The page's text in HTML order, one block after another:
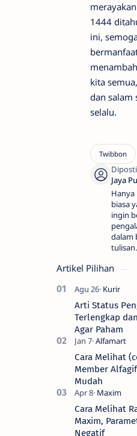
1444
ini,
kita
dan salam
selalu.
Hanya
biasa
ingin
dalam
Artikel Pilihan
Arti Status
Terlengkap
Agar Paham
Cara Melihat
Member
Mudah
Cara Melihat
Maxim,
Negatif